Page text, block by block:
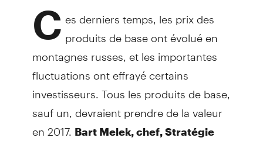
Ces derniers temps, les prix des
produits de base ont évolué en
montagnes russes, et les importantes
fluctuations ont effrayé certains
investisseurs. Tous les produits de base,
sauf un, devraient prendre de la valeur
en 2017. Bart Melek, chef, Stratégie